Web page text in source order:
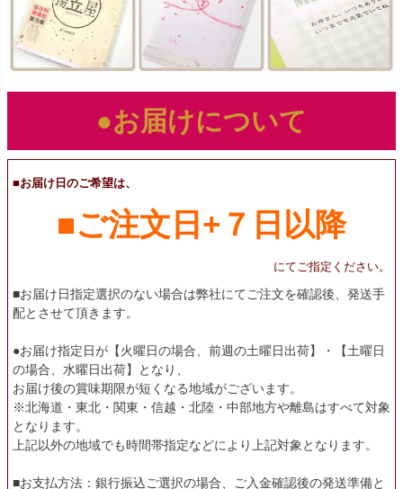
●お届けについて
■お届け日のご希望は、
■ご注文日+７日以降
にてご指定ください。
■お届け日指定選択のない場合は弊社にてご注文を確認後、発送手
配とさせて頂きます。
●お届け指定日が【火曜日の場合、前週の土曜日出荷】・【土曜日
の場合、水曜日出荷】となり、
お届け後の賞味期限が短くなる地域がございます。
※北海道・東北・関東・信越・北陸・中部地方や離島はすべて対象
となります。
上記以外の地域でも時間帯指定などにより上記対象となります。
■お支払方法：銀行振込ご選択の場合、ご入金確認後の発送準備と